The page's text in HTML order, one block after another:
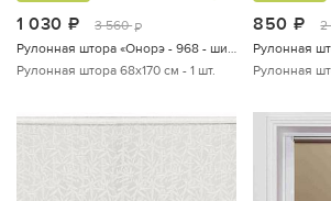
1 030 руб.
3 560 руб.
Рулонная штора «Онорэ - 968 - ширина 68 см»
Рулонная штора 68х170 см - 1 шт.
850 2
Рулонная